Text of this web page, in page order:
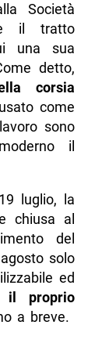
Società
il tratto
una sua
detto,
corsia
come
sono
il
luglio, la
chiusa al
del
solo
ed
il proprio
a breve.